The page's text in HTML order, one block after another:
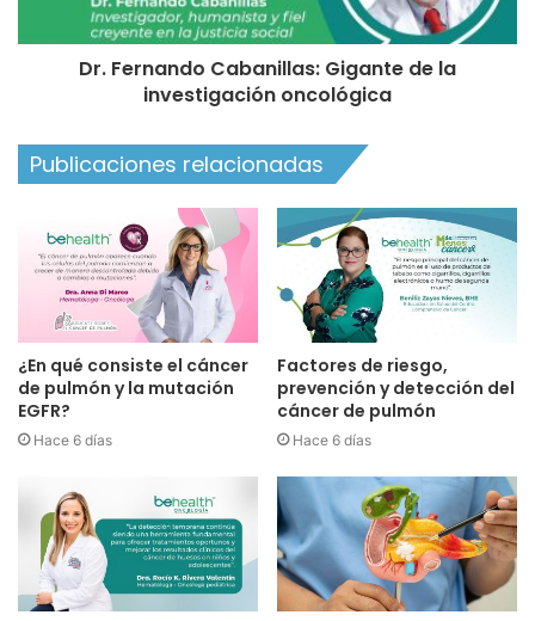
Dr. Fernando Cabanillas: Gigante de la
investigación oncológica
Publicaciones relacionadas
¿En qué consiste el cáncer
de pulmón y la mutación
EGFR?
Hace 6 días
Factores de riesgo,
prevención y detección del
cáncer de pulmón
Hace 6 días